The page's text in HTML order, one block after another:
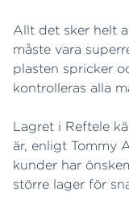
Allt det sker helt
måste vara
plasten spricker
kontrolleras alla
Lagret i Reftele
är, enligt Tommy
kunder har
större lager för